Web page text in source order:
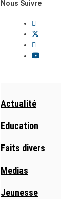
Nous Suivre
Actualité
Education
Faits divers
Medias
Jeunesse